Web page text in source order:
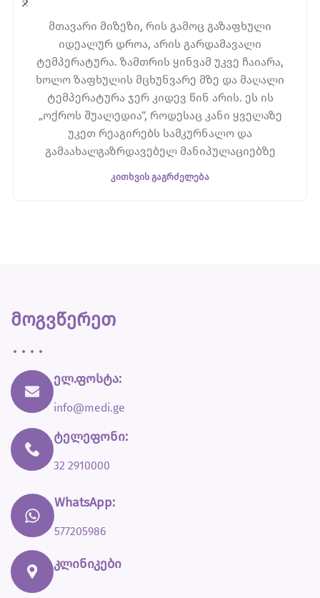
მთავარი მიზეზი, რის გამოც გაზაფხული
იდეალურ დროა, არის გარდამავალი
ტემპერატურა. ზამთრის ყინვამ უკვე ჩაიარა,
ხოლო ზაფხულის მცხუნვარე მზე და მაღალი
ტემპერატურა ჯერ კიდევ წინ არის. ეს ის
„ოქროს შუალედია“, როდესაც კანი ყველაზე
უკეთ რეაგირებს სამკურნალო და
გამაახალგაზრდავებელ მანიპულაციებზე
ᲙᲘᲗᲮᲕᲘᲡ ᲒᲐᲒᲠᲫᲔᲚᲔᲑᲐ
მოგვწერეთ
ელ.ფოსტა:
info@medi.ge
ტელეფონი:
32 2910000
WhatsApp:
577205986
კლინიკები